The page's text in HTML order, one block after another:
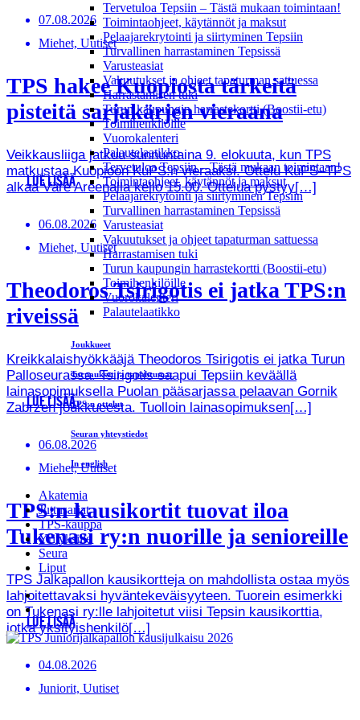
Tervetuloa Tepsiin – Tästä mukaan toimintaan!
Toimintaohjeet, käytännöt ja maksut
Pelaajarekrytointi ja siirtyminen Tepsiin
Turvallinen harrastaminen Tepsissä
Varusteasiat
Vakuutukset ja ohjeet tapaturman sattuessa
Harrastamisen tuki
Turun kaupungin harrastekortti (Boostii-etu)
Toimihenkilöille
Vuorokalenteri
Palautelaatikko
Tervetuloa Tepsiin – Tästä mukaan toimintaan!
Toimintaohjeet, käytännöt ja maksut
Pelaajarekrytointi ja siirtyminen Tepsiin
Turvallinen harrastaminen Tepsissä
Varusteasiat
Vakuutukset ja ohjeet tapaturman sattuessa
Harrastamisen tuki
Turun kaupungin harrastekortti (Boostii-etu)
Toimihenkilöille
Vuorokalenteri
Palautelaatikko
Joukkueet
Turnaukset ja tapahtumat
TPS:n ottelut
Seuran yhteystiedot
In english
Akatemia
Juttusarjat
TPS-kauppa
Yrityksille
Seura
Liput
07.08.2026
Miehet, Uutiset
TPS hakee Kuopiosta tärkeitä
pisteitä sarjakärjen vieraana
Veikkausliiga jatkuu sunnuntaina 9. elokuuta, kun TPS
matkustaa Kuopioon KuPS:n vieraaksi. Ottelu KuPS–TPS
alkaa Väre Areenalla kello 15.00. Ottelua pystyy[…]
LUE LISÄÄ
06.08.2026
Miehet, Uutiset
Theodoros Tsirigotis ei jatka TPS:n
riveissä
Kreikkalaishyökkääjä Theodoros Tsirigotis ei jatka Turun
Palloseurassa. Tsirigotis saapui Tepsiin keväällä
lainasopimuksella Puolan pääsarjassa pelaavan Gornik
Zabrzen joukkueesta. Tuolloin lainasopimuksen[…]
LUE LISÄÄ
06.08.2026
Miehet, Uutiset
TPS:n kausikortit tuovat iloa
Tukenasi ry:n nuorille ja senioreille
TPS Jalkapallon kausikortteja on mahdollista ostaa myös
lahjoitettavaksi hyväntekeväisyyteen. Tuorein esimerkki
on Tukenasi ry:lle lahjoitetut viisi Tepsin kausikorttia,
jotka yksityishenkilö[…]
LUE LISÄÄ
04.08.2026
Juniorit, Uutiset